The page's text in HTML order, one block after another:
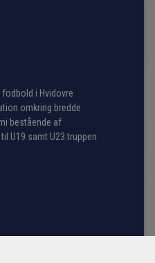
i Hvidovre
omkring bredde
bestående af
U19 samt U23 truppen